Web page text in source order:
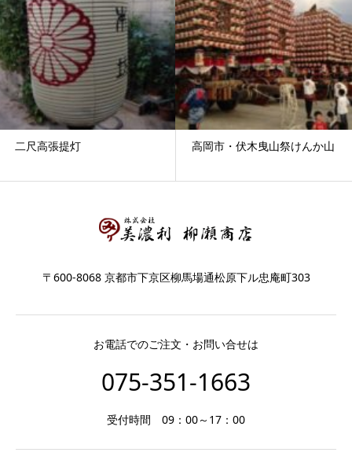
二尺高張提灯 高岡市・伏木曳山祭けんか山
〒600-8068 京都市下京区柳馬場通松原下ル忠庵町303
お電話でのご注文・お問い合せは
075-351-1663
受付時間 09：00～17：00